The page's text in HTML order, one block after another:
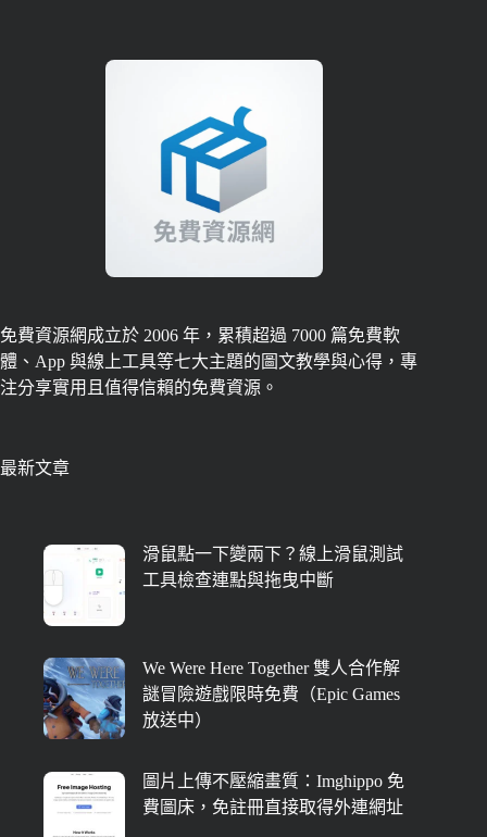
免費資源網成立於 2006 年，累積超過 7000 篇免費軟
體、App 與線上工具等七大主題的圖文教學與心得，專
注分享實用且值得信賴的免費資源。
最新文章
滑鼠點一下變兩下？線上滑鼠測試
工具檢查連點與拖曳中斷
We Were Here Together 雙人合作解
謎冒險遊戲限時免費（Epic Games
放送中）
圖片上傳不壓縮畫質：Imghippo 免
費圖床，免註冊直接取得外連網址